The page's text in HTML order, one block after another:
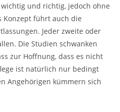
und richtig, jedoch ohne
Konzept führt auch die
Jeder zweite oder
Die Studien schwanken
zur Hoffnung, dass es nicht
ist natürlich nur bedingt
Angehörigen kümmern sich